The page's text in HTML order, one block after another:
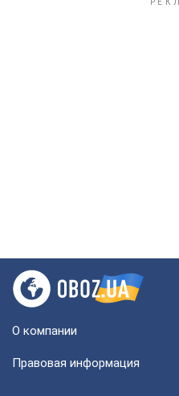
О компании
Правовая информация